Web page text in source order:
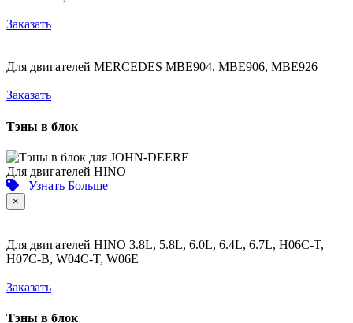
Заказать
Для двигателей MERCEDES МВЕ904, МВЕ906, МВЕ926
Заказать
Тэны в блок
Для двигателей HINO
Узнать Больше
×
Для двигателей HINO 3.8L, 5.8L, 6.0L, 6.4L, 6.7L, H06C-T,
H07C-B, W04C-T, W06E
Заказать
Тэны в блок